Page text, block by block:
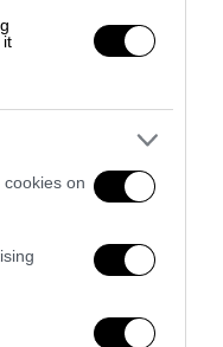
it
on